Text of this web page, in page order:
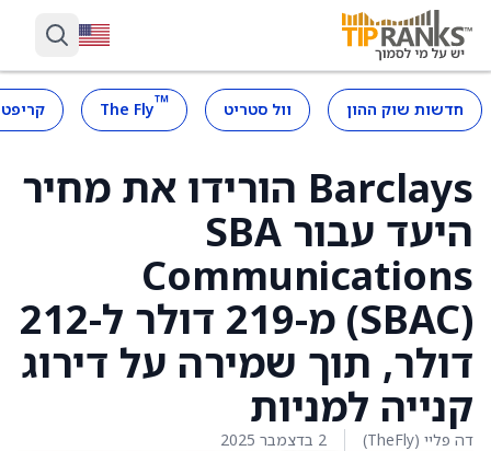
חדשות שוק ההון וול סטריט ™
The Fly
Barclays הורידו את מחיר
היעד עבור SBA
Communications
(SBAC) מ-219 דולר ל-212
דולר, תוך שמירה על דירוג
קנייה למניות
דה פליי (TheFly) 2 בדצמבר 2025